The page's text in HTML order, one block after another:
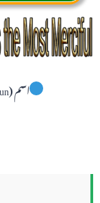
اسم (Noun)